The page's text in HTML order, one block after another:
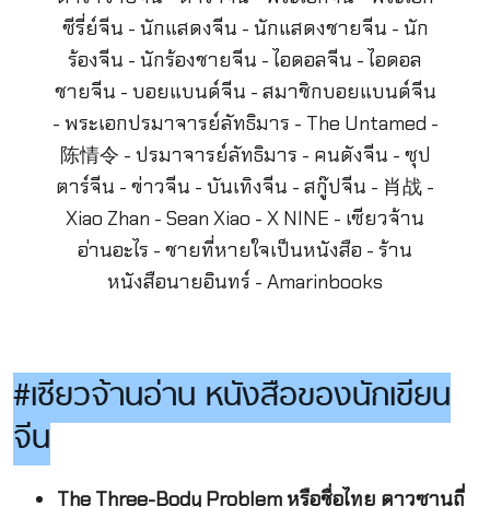
#เซียวจ้านอ่าน หนังสือของนักเขียน
จีน
The Three-Body Problem หรือชื่อไทย ดาวซานถี่